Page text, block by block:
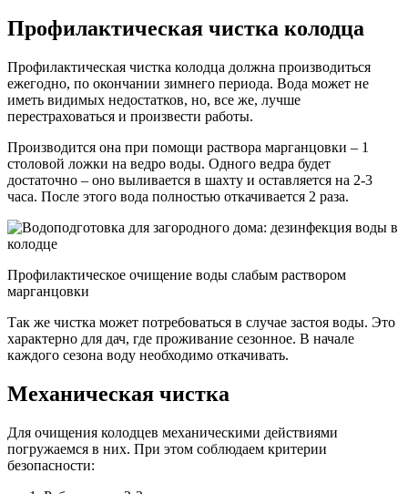
Профилактическая чистка колодца
Профилактическая чистка колодца должна производиться
ежегодно, по окончании зимнего периода. Вода может не
иметь видимых недостатков, но, все же, лучше
перестраховаться и произвести работы.
Производится она при помощи раствора марганцовки – 1
столовой ложки на ведро воды. Одного ведра будет
достаточно – оно выливается в шахту и оставляется на 2-3
часа. После этого вода полностью откачивается 2 раза.
Профилактическое очищение воды слабым раствором
марганцовки
Так же чистка может потребоваться в случае застоя воды. Это
характерно для дач, где проживание сезонное. В начале
каждого сезона воду необходимо откачивать.
Механическая чистка
Для очищения колодцев механическими действиями
погружаемся в них. При этом соблюдаем критерии
безопасности: